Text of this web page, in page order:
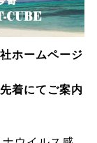
ホームページ
着にてご案内